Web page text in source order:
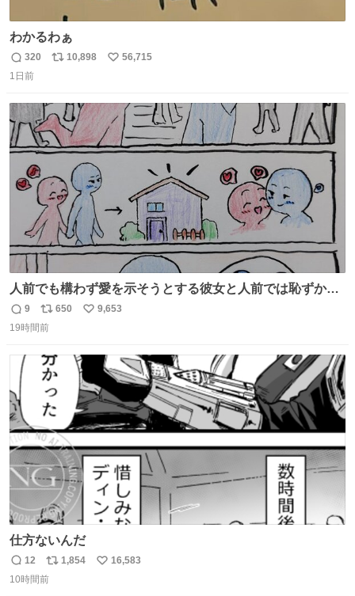
わかるわぁ
返
信
320
リ
ト
数
10,898
い
数
56,715
1日前
人前でも構わず愛を示そうとする彼女と人前では恥ずかし
いけど彼女を死ぬほど愛している彼氏 同士いませんか✋️
返
信
9
リ
ポ
ト
数
650
い
数
9,653
19時間前
仕方ないんだ
返
信
12
リ
ポ
1,854
い
16,583
10時間前